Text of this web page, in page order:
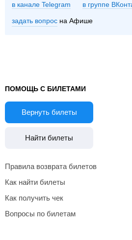
в канале Telegram группе
задать вопрос на Афише
ПОМОЩЬ С БИЛЕТАМИ
Вернуть билеты
Найти билеты
Правила возврата билетов
Как найти билеты
Как получить чек
Вопросы по билетам